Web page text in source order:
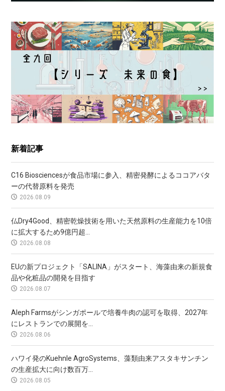
新着記事
C16 Biosciencesが食品市場に参入、精密発酵によるココアバタ
ーの代替原料を発売
2026.08.09
仏Dry4Good、精密乾燥技術を用いた天然原料の生産能力を10倍
に拡大するため9億円超...
2026.08.08
EUの新プロジェクト「SALINA」がスタート、海藻由来の新規食
品や化粧品の開発を目指す
2026.08.07
Aleph Farmsがシンガポールで培養牛肉の認可を取得、2027年
にレストランでの展開を...
2026.08.06
ハワイ発のKuehnle AgroSystems、藻類由来アスタキサンチン
の生産拡大に向け数百万...
2026.08.05